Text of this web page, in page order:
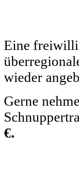
Eine
wieder
Gerne
€.